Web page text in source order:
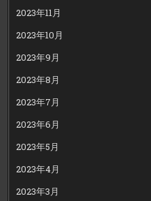
2023年11月
2023年10月
2023年9月
2023年8月
2023年7月
2023年6月
2023年5月
2023年4月
2023年3月